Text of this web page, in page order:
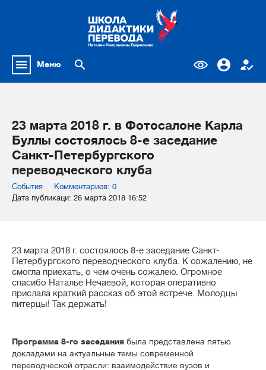
Меню
23 марта 2018 г. в Фотосалоне Карла
Буллы состоялось 8-е заседание
Санкт-Петербургского
переводческого клуба
События
Комментариев: 0
Дата публикаци: 26 марта 2018 16:52
23 марта 2018 г. состоялось 8-е заседание Санкт-
Петербургского переводческого клуба. К сожалению, не
смогла приехать, о чем очень сожалею. Огромное
спасибо Наталье Нечаевой, которая оперативно
прислала краткий рассказ об этой встрече. Молодцы
питерцы! Так держать!
Программа 8-го заседания была представлена пятью
докладами на актуальные темы современной
переводческой отрасли: взаимодействие вузов и